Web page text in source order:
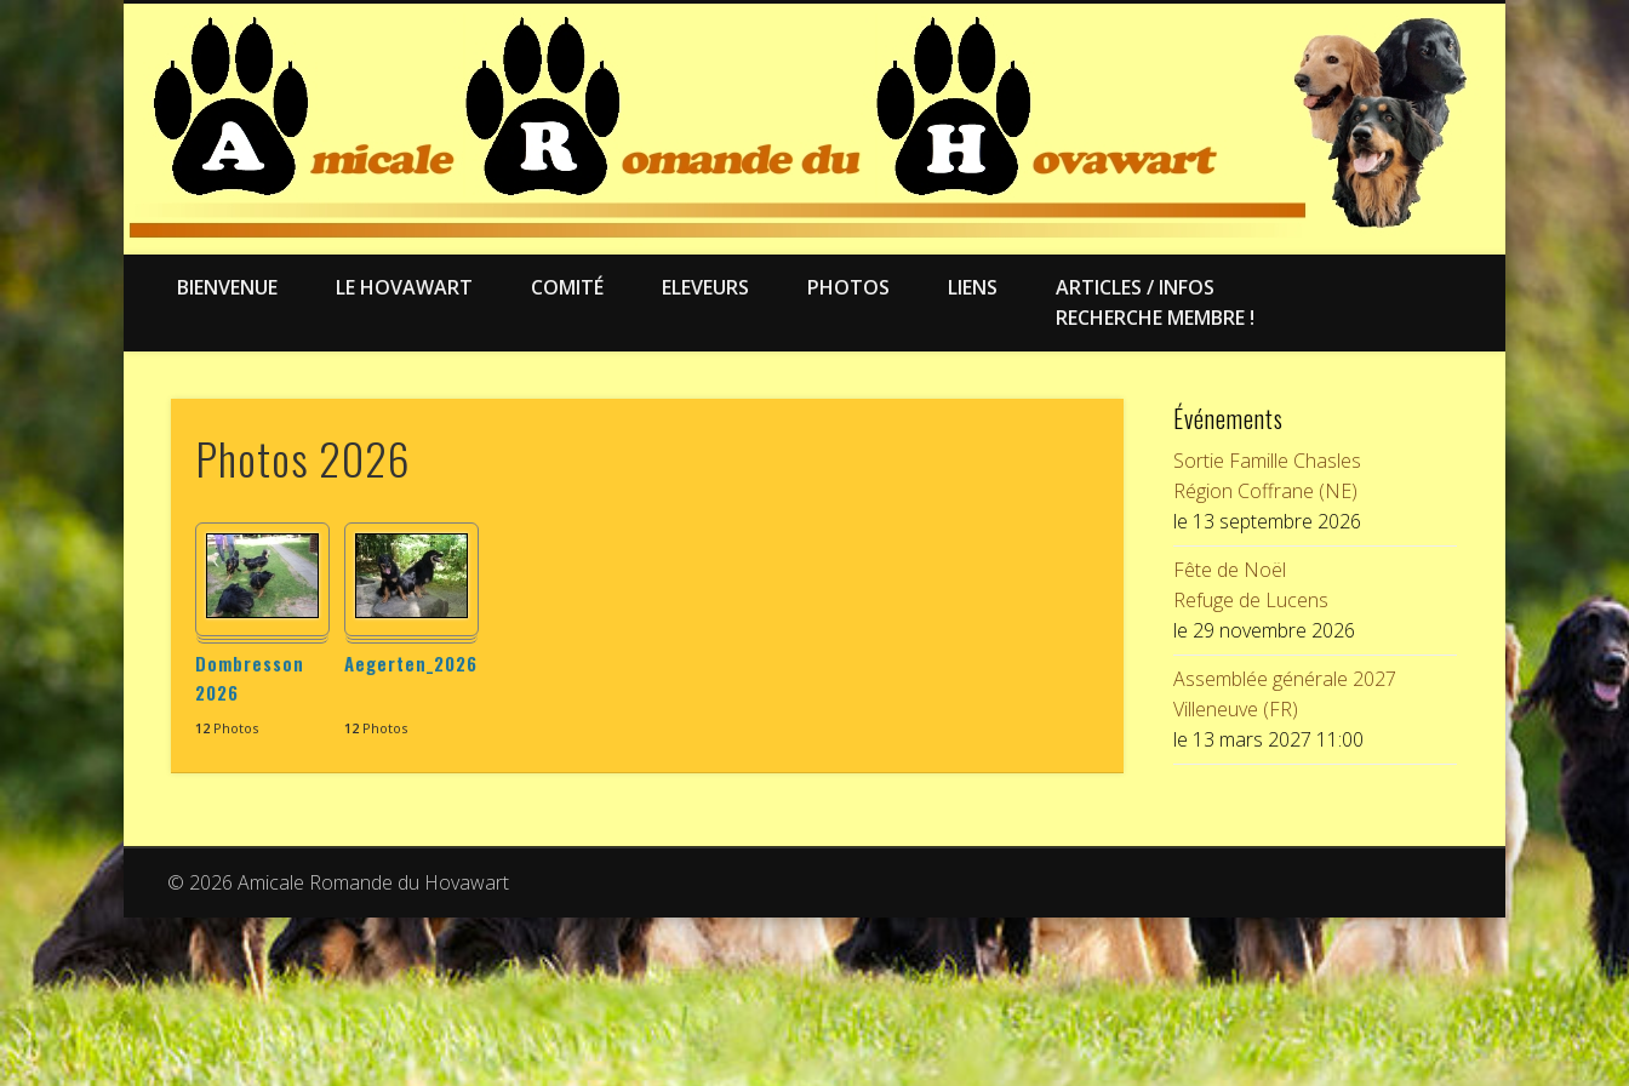
BIENVENUE LE HOVAWART COMITÉ ELEVEURS PHOTOS LIENS
ARTICLES / INFOS
RECHERCHE MEMBRE !
Photos 2026
Dombresson
2026
12Photos
Aegerten_2026
12Photos
Événements
Sortie Famille Chasles
Région Coffrane (NE)
le 13 septembre 2026
Fête de Noël
Refuge de Lucens
le 29 novembre 2026
Assemblée générale 2027
Villeneuve (FR)
le 13 mars 2027 11:00
© 2026 Amicale Romande du Hovawart